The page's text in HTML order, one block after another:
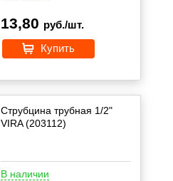
13,80 руб./шт.
Купить
Струбцина трубная 1/2"
VIRA (203112)
В наличии